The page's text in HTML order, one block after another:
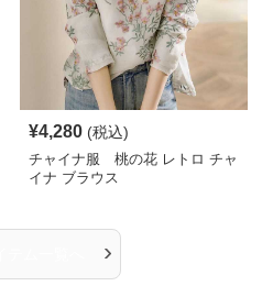
¥4,280 (税込)
チャイナ服 桃の花 レトロ チャ
イナ ブラウス
›